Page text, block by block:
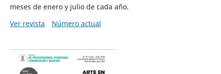
meses de enero y julio de cada año.
Ver revista
Número actual